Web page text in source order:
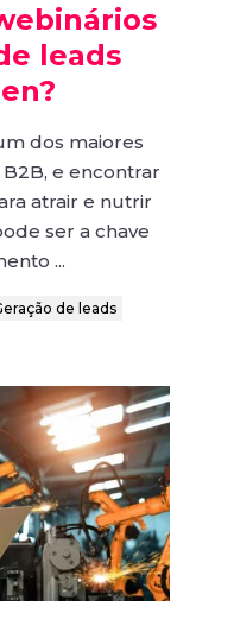
leads
dos maiores
e encontrar
atrair e nutrir
ser a chave
...
de leads